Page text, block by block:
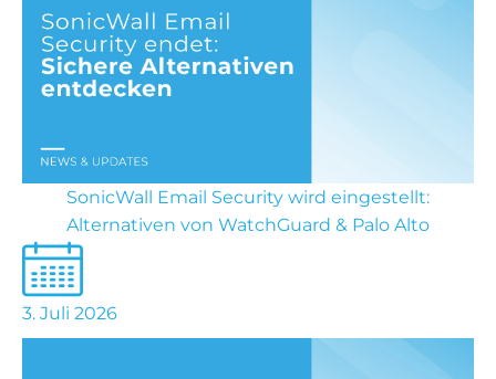
SonicWall Email Security wird eingestellt:
Alternativen von WatchGuard & Palo Alto
3. Juli 2026